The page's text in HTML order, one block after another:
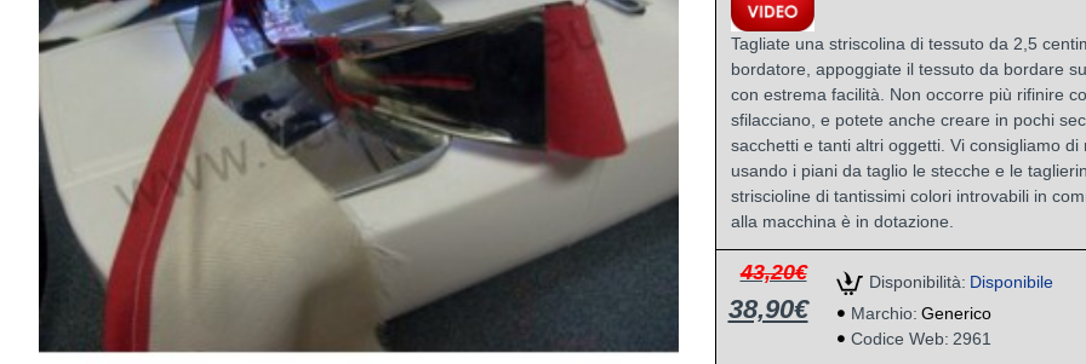
Tagliate una striscolina di tessuto da 2,5
bordatore, appoggiate il tessuto da bordare
con estrema facilità. Non occorre più rifinire
sfilacciano, e potete anche creare in pochi
sacchetti e tanti altri oggetti. Vi consigliamo
usando i piani da taglio le stecche e le
striscioline di tantissimi colori introvabili in
alla macchina è in dotazione.
38,90€
43,20€ Disponibilità: Disponibile
Marchio: Generico
Codice Web: 2961